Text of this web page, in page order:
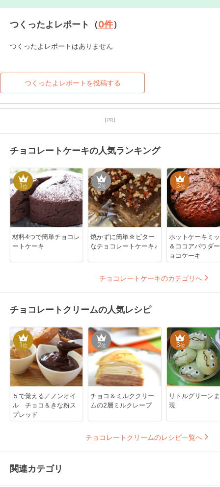
つくったよレポート（0件）
つくったよレポートはありません
つくったよレポートを投稿する
【PR】
チョコレートケーキの人気ランキング
1位
材料4つで簡単チョコレ
ートケーキ
2位
焼かずに簡単☆ビター
なチョコレートケーキ♪
3位
ホットケーキミ
＆ココアパウダ
ョコケーキ
チョコレートケーキのカテゴリへ
チョコレートクリームの人気レシピ
1位
５で覚える／ノンオイ
ル チョコ＆きな粉ス
プレッド
2位
チョコ＆ミルククリー
ムの2層ミルクレープ
3位
リトルグリーン
現
チョコレートクリームのレシピ一覧へ
関連カテゴリ